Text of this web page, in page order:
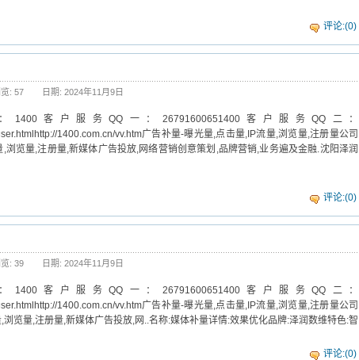
评论:(0)
: 57 日期: 2024年11月9日
客户服务QQ一：26791600651400客户服务QQ二：
1400.com.cn/vv.htm广告补量-曝光量,点击量,IP流量,浏览量,注册量公司
浏览量,注册量,新媒体广告投放,网络营销创意策划,品牌营销,业务遍及金融.沈阳泽润
评论:(0)
: 39 日期: 2024年11月9日
客户服务QQ一：26791600651400客户服务QQ二：
1400.com.cn/vv.htm广告补量-曝光量,点击量,IP流量,浏览量,注册量公司
览量,注册量,新媒体广告投放,网..名称:媒体补量详情:效果优化品牌:泽润数维特色:智
评论:(0)